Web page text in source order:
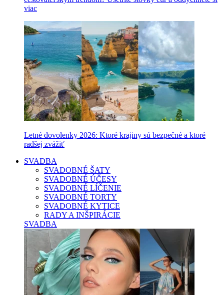
viac
Letné dovolenky 2026: Ktoré krajiny sú bezpečné a ktoré
radšej zvážiť
SVADBA
SVADOBNÉ ŠATY
SVADOBNÉ ÚČESY
SVADOBNÉ LÍČENIE
SVADOBNÉ TORTY
SVADOBNÉ KYTICE
RADY A INŠPIRÁCIE
SVADBA